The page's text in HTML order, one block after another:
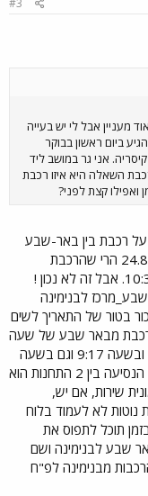
מעניין אבל לי יש בעייה
ביום ראשון בבוקר
קיסריה. אני גר במושב ליד
השאלה היא איזו רכבת
ואפילו קצת לפני?
רכבת בין באר-שבע
(מרכז) לתחנת פרדס-חנה_קיסריה ביום א' 24.8 הרי שהרכבת
הראשונה מגיעה לפ"ח-קיסריה רק אחרי 10:30. אבל זה לא נכון !
שבע_מרכז לבנימינה
בטור של התאריך לשים
מבאר שבע של שעה
7:20 בבוקר מגיעה לבנימינה בשעה 9:14 ובשעה 9:17 וגם בשעה
9:56 יש רכבות מבנימינה לפרדס-חנה. זמן הנסיעה בין 2 התחנות הוא
מונית שירות, אם יש,
נוטות לא לעמוד בלוח
תוכל לתפוס את
של באר שבע לבנימינה ושם
מבנימינה לפ"ח